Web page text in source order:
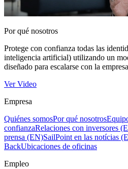
Por qué nosotros
Protege con confianza todas las
inteligencia artificial) utilizando un
diseñado para escalarse con la
Ver Video
Empresa
Quiénes somosPor qué nosotros
confianzaRelaciones con inversores
prensa (EN)SailPoint en las notícias
BackUbicaciones de oficinas
Empleo